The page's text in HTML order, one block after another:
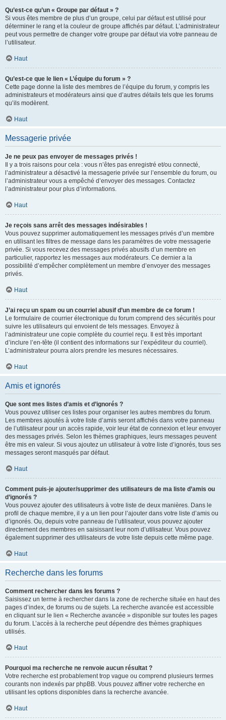
Qu’est-ce qu’un « Groupe par défaut » ?
Si vous êtes membre de plus d’un groupe, celui par défaut est utilisé pour
déterminer le rang et la couleur de groupe affichés par défaut. L’administrateur
peut vous permettre de changer votre groupe par défaut via votre panneau de
l’utilisateur.
Haut
Qu’est-ce que le lien « L’équipe du forum » ?
Cette page donne la liste des membres de l’équipe du forum, y compris les
administrateurs et modérateurs ainsi que d’autres détails tels que les forums
qu’ils modèrent.
Haut
Messagerie privée
Je ne peux pas envoyer de messages privés !
Il y a trois raisons pour cela : vous n’êtes pas enregistré et/ou connecté,
l’administrateur a désactivé la messagerie privée sur l’ensemble du forum, ou
l’administrateur vous a empêché d’envoyer des messages. Contactez
l’administrateur pour plus d’informations.
Haut
Je reçois sans arrêt des messages indésirables !
Vous pouvez supprimer automatiquement les messages privés d’un membre
en utilisant les filtres de message dans les paramètres de votre messagerie
privée. Si vous recevez des messages privés abusifs d’un membre en
particulier, rapportez les messages aux modérateurs. Ce dernier a la
possibilité d’empêcher complètement un membre d’envoyer des messages
privés.
Haut
J’ai reçu un spam ou un courriel abusif d’un membre de ce forum !
Le formulaire de courrier électronique du forum comprend des sécurités pour
suivre les utilisateurs qui envoient de tels messages. Envoyez à
l’administrateur une copie complète du courriel reçu. Il est très important
d’inclure l’en-tête (il contient des informations sur l’expéditeur du courriel).
L’administrateur pourra alors prendre les mesures nécessaires.
Haut
Amis et ignorés
Que sont mes listes d’amis et d’ignorés ?
Vous pouvez utiliser ces listes pour organiser les autres membres du forum.
Les membres ajoutés à votre liste d’amis seront affichés dans votre panneau
de l’utilisateur pour un accès rapide, voir leur état de connexion et leur envoyer
des messages privés. Selon les thèmes graphiques, leurs messages peuvent
être mis en valeur. Si vous ajoutez un utilisateur à votre liste d’ignorés, tous ses
messages seront masqués par défaut.
Haut
Comment puis-je ajouter/supprimer des utilisateurs de ma liste d’amis ou
d’ignorés ?
Vous pouvez ajouter des utilisateurs à votre liste de deux manières. Dans le
profil de chaque membre, il y a un lien pour l’ajouter dans votre liste d’amis ou
d’ignorés. Ou, depuis votre panneau de l’utilisateur, vous pouvez ajouter
directement des membres en saisissant leur nom d’utilisateur. Vous pouvez
également supprimer des utilisateurs de votre liste depuis cette même page.
Haut
Recherche dans les forums
Comment rechercher dans les forums ?
Saisissez un terme à rechercher dans la zone de recherche située en haut des
pages d’index, de forums ou de sujets. La recherche avancée est accessible
en cliquant sur le lien « Recherche avancée » disponible sur toutes les pages
du forum. L’accès à la recherche peut dépendre des thèmes graphiques
utilisés.
Haut
Pourquoi ma recherche ne renvoie aucun résultat ?
Votre recherche est probablement trop vague ou comprend plusieurs termes
courants non indexés par phpBB. Vous pouvez affiner votre recherche en
utilisant les options disponibles dans la recherche avancée.
Haut